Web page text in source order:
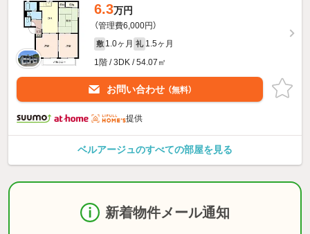
6.3万円
（管理費6,000円）
敷 1.0ヶ月 礼 1.5ヶ月
1階 / 3DK / 54.07㎡
お問い合わせ （無料）
提供
ベルアージュのすべての部屋を見る
新着物件メール通知